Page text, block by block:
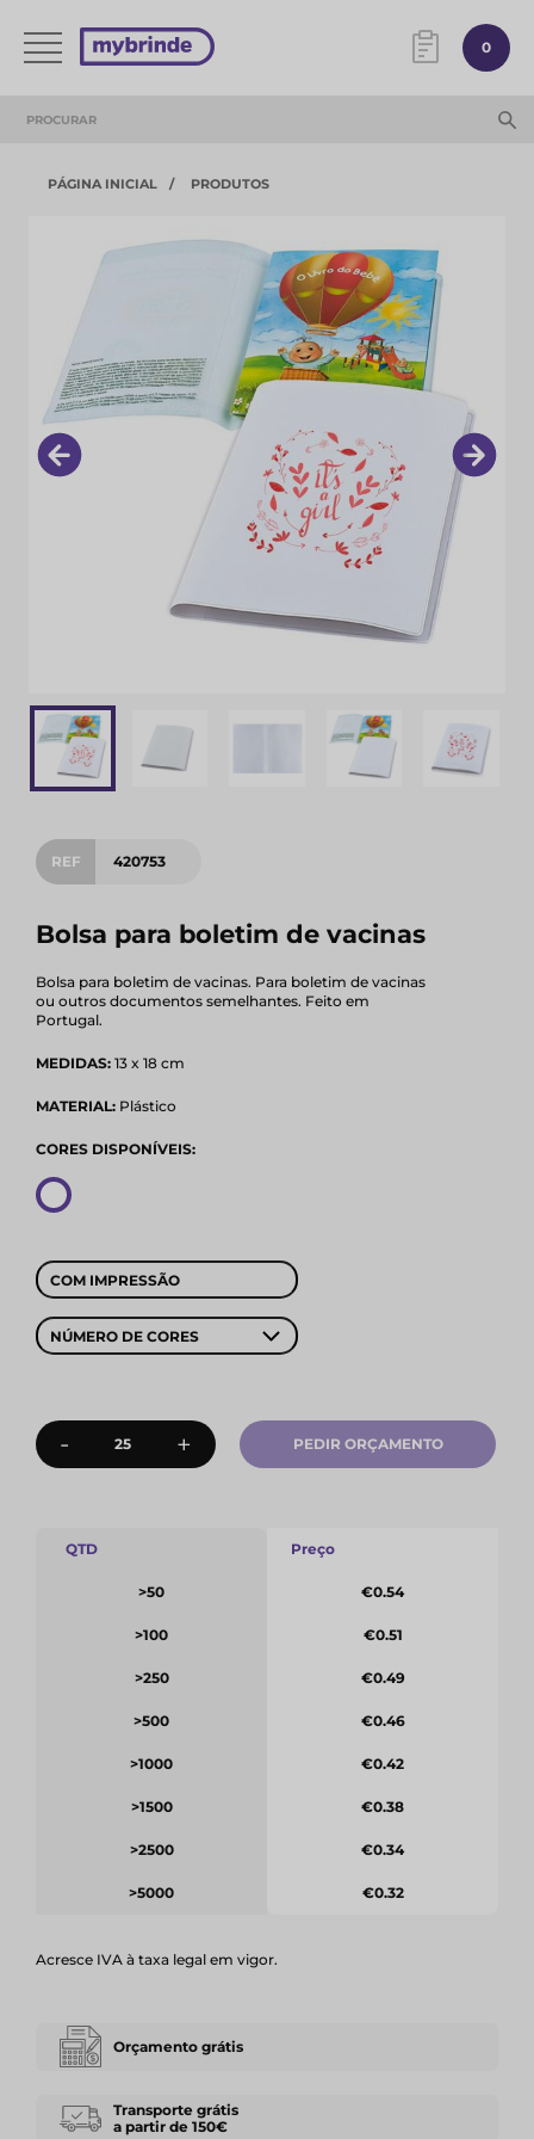
0
PÁGINA INICIAL PRODUTOS
REF 420753
Bolsa para boletim de vacinas
Bolsa para boletim de vacinas. Para boletim de vacinas
ou outros documentos semelhantes. Feito em
Portugal.
MEDIDAS: 13 x 18 cm
MATERIAL: Plástico
CORES DISPONÍVEIS:
COM IMPRESSÃO
NÚMERO DE CORES
- + PEDIR ORÇAMENTO
QTD
>50
>100
>250
>500
>1000
>1500
>2500
>5000
Preço
€0.54
€0.51
€0.49
€0.46
€0.42
€0.38
€0.34
€0.32
Acresce IVA à taxa legal em vigor.
Orçamento grátis
Transporte grátis
a partir de 150€